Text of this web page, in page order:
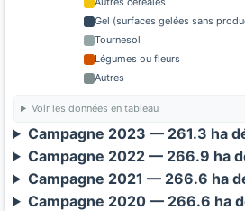
Gel (surfaces gelées sans
Tournesol
Légumes ou fleurs
Autres
Voir les données en tableau
Campagne 2023 — 261.3 ha
Campagne 2022 — 266.9 ha
Campagne 2021 — 266.6 ha
Campagne 2020 — 266.6 ha